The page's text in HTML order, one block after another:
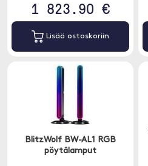
1 823.90 €
Lisää ostoskoriin
BlitzWolf BW-AL1 RGB
pöytälamput